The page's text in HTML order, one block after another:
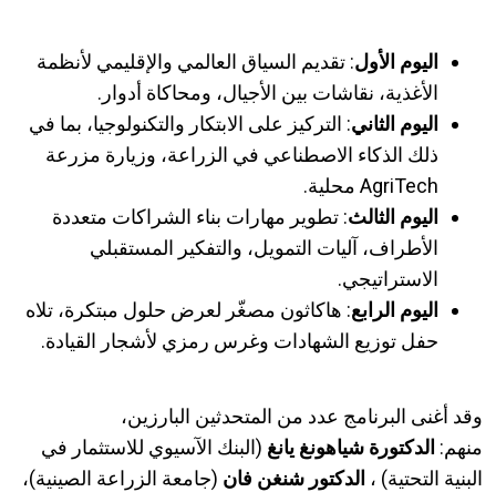
اليوم الأول: تقديم السياق العالمي والإقليمي لأنظمة
الأغذية، نقاشات بين الأجيال، ومحاكاة أدوار.
اليوم الثاني: التركيز على الابتكار والتكنولوجيا، بما في
ذلك الذكاء الاصطناعي في الزراعة، وزيارة مزرعة
AgriTech محلية.
اليوم الثالث: تطوير مهارات بناء الشراكات متعددة
الأطراف، آليات التمويل، والتفكير المستقبلي
الاستراتيجي.
اليوم الرابع: هاكاثون مصغّر لعرض حلول مبتكرة، تلاه
حفل توزيع الشهادات وغرس رمزي لأشجار القيادة.
وقد أغنى البرنامج عدد من المتحدثين البارزين،
منهم: الدكتورة شياهونغ يانغ (البنك الآسيوي للاستثمار في
البنية التحتية) ، الدكتور شنغن فان (جامعة الزراعة الصينية)،